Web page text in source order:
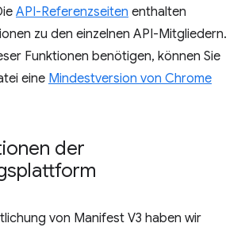
API-Referenzseiten enthalten
zu den einzelnen API-Mitgliedern.
Funktionen benötigen, können Sie
eine Mindestversion von Chrome
der
von Manifest V3 haben wir